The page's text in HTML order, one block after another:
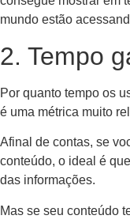
mundo estão
2. Tempo
Por quanto tempo os
é uma métrica muito
Afinal de contas, se
conteúdo, o ideal é
das informações.
Mas se seu conteúdo